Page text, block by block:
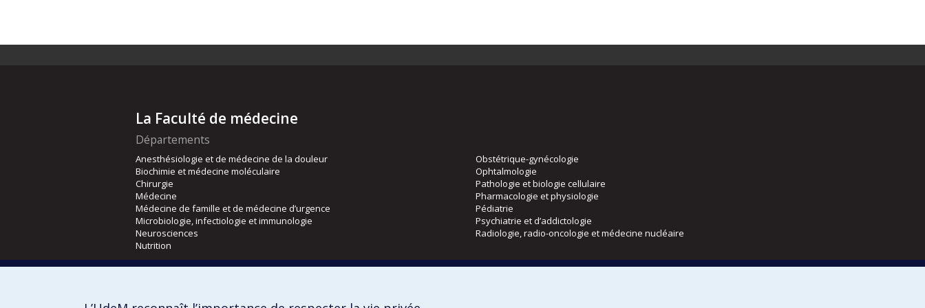
La Faculté de médecine
Départements
Anesthésiologie et de médecine de la douleur
Biochimie et médecine moléculaire
Chirurgie
Médecine
Médecine de famille et de médecine d’urgence
Microbiologie, infectiologie et immunologie
Neurosciences
Nutrition
Obstétrique-gynécologie
Ophtalmologie
Pathologie et biologie cellulaire
Pharmacologie et physiologie
Pédiatrie
Psychiatrie et d’addictologie
Radiologie, radio-oncologie et médecine nucléaire